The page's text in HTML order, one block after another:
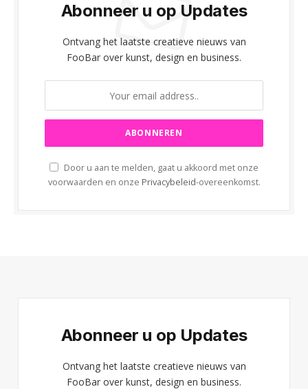
Abonneer u op Updates
Ontvang het laatste creatieve nieuws van
FooBar over kunst, design en business.
Door u aan te melden, gaat u akkoord met onze
voorwaarden en onze Privacybeleid-overeenkomst.
Abonneer u op Updates
Ontvang het laatste creatieve nieuws van
FooBar over kunst, design en business.